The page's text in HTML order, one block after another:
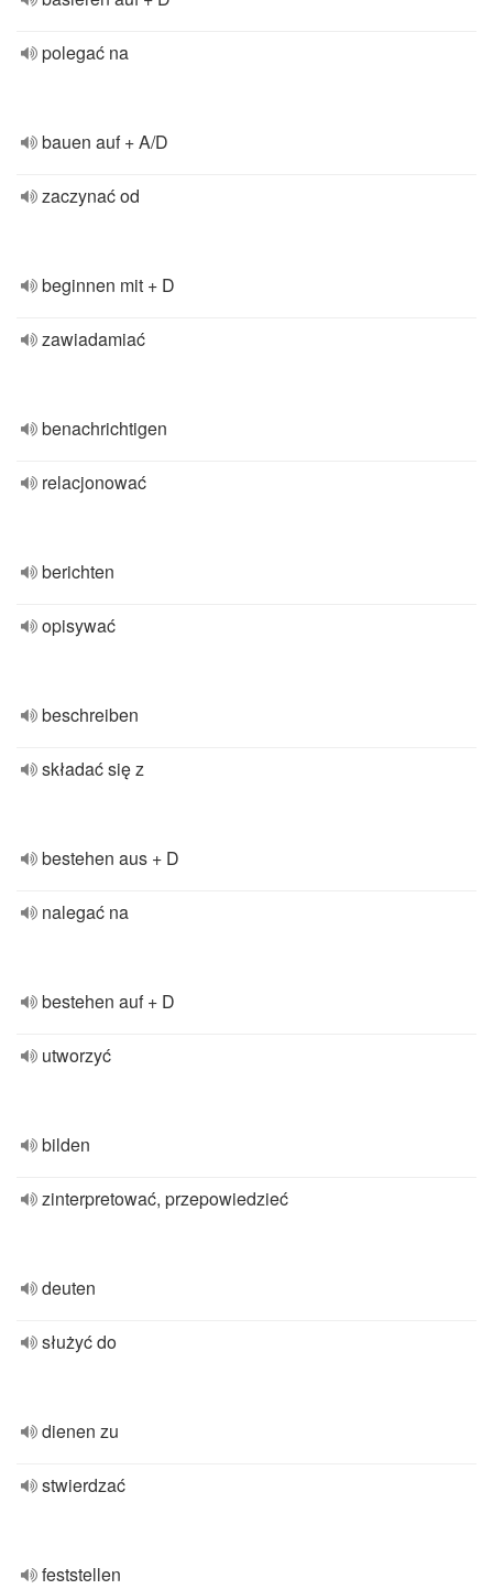
polegać na
bauen auf + A/D
zaczynać od
beginnen mit + D
zawiadamiać
benachrichtigen
relacjonować
berichten
opisywać
beschreiben
składać się z
bestehen aus + D
nalegać na
bestehen auf + D
utworzyć
bilden
zinterpretować, przepowiedzieć
deuten
służyć do
dienen zu
stwierdzać
feststellen